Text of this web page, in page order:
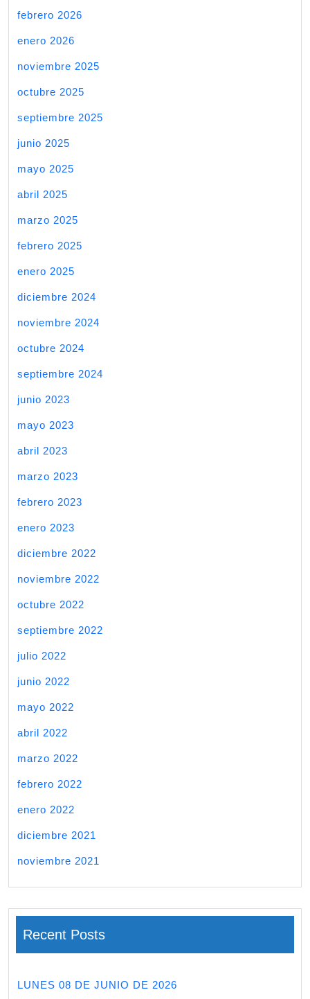
febrero 2026
enero 2026
noviembre 2025
octubre 2025
septiembre 2025
junio 2025
mayo 2025
abril 2025
marzo 2025
febrero 2025
enero 2025
diciembre 2024
noviembre 2024
octubre 2024
septiembre 2024
junio 2023
mayo 2023
abril 2023
marzo 2023
febrero 2023
enero 2023
diciembre 2022
noviembre 2022
octubre 2022
septiembre 2022
julio 2022
junio 2022
mayo 2022
abril 2022
marzo 2022
febrero 2022
enero 2022
diciembre 2021
noviembre 2021
Recent Posts
LUNES 08 DE JUNIO DE 2026